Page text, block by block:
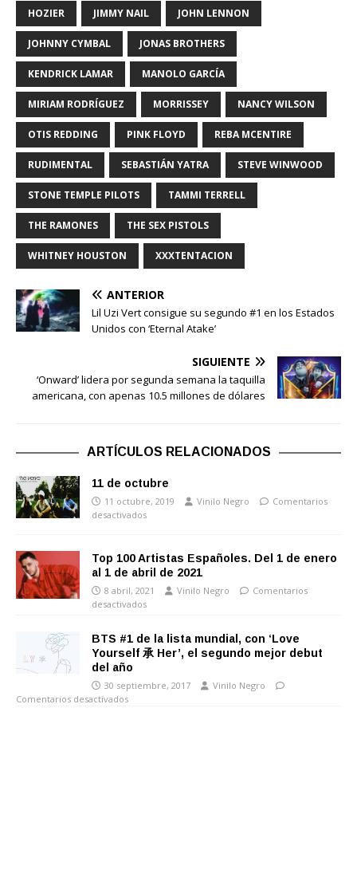
HOZIER JIMMY NAIL JOHN LENNON
JOHNNY CYMBAL JONAS BROTHERS
KENDRICK LAMAR MANOLO GARCÍA
MIRIAM RODRÍGUEZ MORRISSEY NANCY WILSON
OTIS REDDING PINK FLOYD REBA MCENTIRE
RUDIMENTAL SEBASTIÁN YATRA STEVE WINWOOD
STONE TEMPLE PILOTS TAMMI TERRELL
THE RAMONES THE SEX PISTOLS
WHITNEY HOUSTON XXXTENTACION
ANTERIOR
Lil Uzi Vert consigue su segundo #1 en los Estados
Unidos con ‘Eternal Atake’
SIGUIENTE
‘Onward’ lidera por segunda semana la taquilla
americana, con apenas 10.5 millones de dólares
ARTÍCULOS RELACIONADOS
11 de octubre
11 octubre, 2019 Vinilo Negro
Comentarios
desactivados
Top 100 Artistas Españoles. Del 1 de enero
al 1 de abril de 2021
8 abril, 2021 Vinilo Negro
Comentarios
desactivados
BTS #1 de la lista mundial, con ‘Love
Yourself 承 Her’, el segundo mejor debut
del año
30 septiembre, 2017
Vinilo Negro
Comentarios desactivados